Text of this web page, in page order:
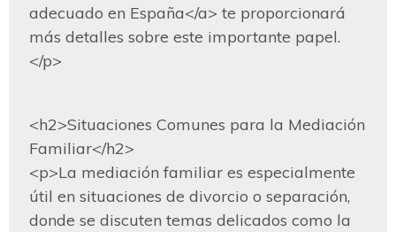
adecuado en España</a> te proporcionará
más detalles sobre este importante papel.
</p>
<h2>Situaciones Comunes para la Mediación
Familiar</h2>
<p>La mediación familiar es especialmente
útil en situaciones de divorcio o separación,
donde se discuten temas delicados como la